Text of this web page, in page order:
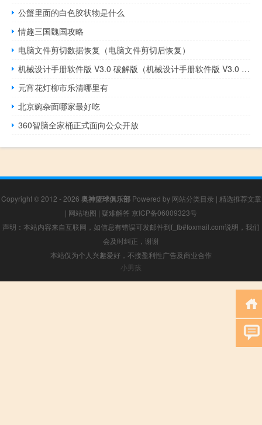
公蟹里面的白色胶状物是什么
情趣三国魏国攻略
电脑文件剪切数据恢复（电脑文件剪切后恢复）
机械设计手册软件版 V3.0 破解版（机械设计手册软件版 V3.0 破解版功能简介）
元宵花灯柳市乐清哪里有
北京豌杂面哪家最好吃
360智脑全家桶正式面向公众开放
Copyright © 2012 - 2026 奥神篮球俱乐部Powered by 网站分类目录 | 精选推荐文章
| 网站地图 | 疑难解答 京ICP备06009323号
声明：本站内容来自互联网，如信息有错误可发邮件到f_fb#foxmail.com说明，我们
会及时纠正，谢谢
本站仅为个人兴趣爱好，不接盈利性广告及商业合作
小男孩